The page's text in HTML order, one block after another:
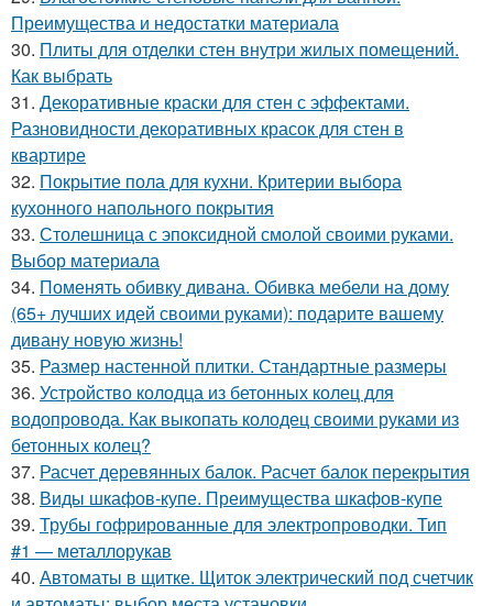
Преимущества и недостатки материала
30. Плиты для отделки стен внутри жилых помещений.
Как выбрать
31. Декоративные краски для стен с эффектами.
Разновидности декоративных красок для стен в
квартире
32. Покрытие пола для кухни. Критерии выбора
кухонного напольного покрытия
33. Столешница с эпоксидной смолой своими руками.
Выбор материала
34. Поменять обивку дивана. Обивка мебели на дому
(65+ лучших идей своими руками): подарите вашему
дивану новую жизнь!
35. Размер настенной плитки. Стандартные размеры
36. Устройство колодца из бетонных колец для
водопровода. Как выкопать колодец своими руками из
бетонных колец?
37. Расчет деревянных балок. Расчет балок перекрытия
38. Виды шкафов-купе. Преимущества шкафов-купе
39. Трубы гофрированные для электропроводки. Тип
#1 — металлорукав
40. Автоматы в щитке. Щиток электрический под счетчик